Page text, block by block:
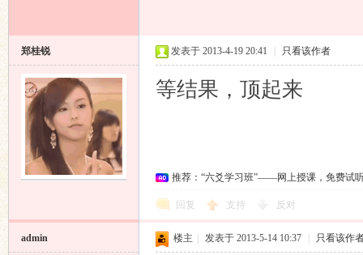
郑桂锐 发表于 2013-4-19 20:41 只看该作者
等结果，顶起来
推荐：“六爻学习班”——网上授课，免费试
回复 支持 反对
admin 楼主 发表于 2013-5-14 10:37 只看该作